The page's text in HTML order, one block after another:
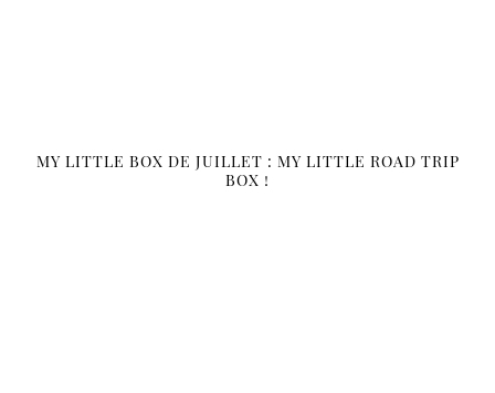
MY LITTLE BOX DE JUILLET : MY LITTLE ROAD TRIP
BOX !